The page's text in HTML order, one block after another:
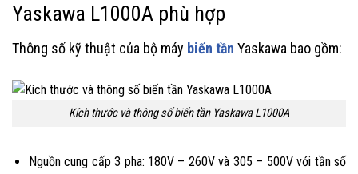
Yaskawa L1000A phù hợp
Thông số kỹ thuật của bộ máy biến tần Yaskawa bao gồm:
Kích thước và thông số biến tần Yaskawa L1000A
Nguồn cung cấp 3 pha: 180V – 260V và 305 – 500V với tần số